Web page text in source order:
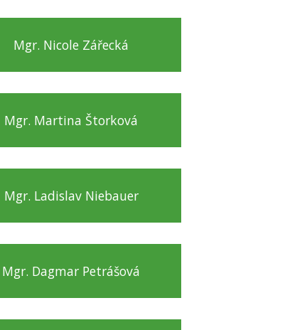
Mgr. Nicole Zářecká
Mgr. Martina Štorková
Mgr. Ladislav Niebauer
Mgr. Dagmar Petrášová